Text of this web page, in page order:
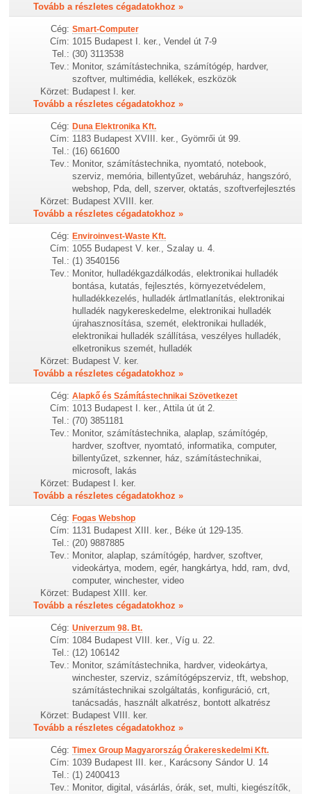
Tovább a részletes cégadatokhoz »
Cég: Smart-Computer
Cím: 1015 Budapest I. ker., Vendel út 7-9
Tel.: (30) 3113538
Tev.: Monitor, számítástechnika, számítógép, hardver,
szoftver, multimédia, kellékek, eszközök
Körzet: Budapest I. ker.
Tovább a részletes cégadatokhoz »
Cég: Duna Elektronika Kft.
Cím: 1183 Budapest XVIII. ker., Gyömrői út 99.
Tel.: (16) 661600
Tev.: Monitor, számítástechnika, nyomtató, notebook,
szerviz, memória, billentyűzet, webáruház, hangszóró,
webshop, Pda, dell, szerver, oktatás, szoftverfejlesztés
Körzet: Budapest XVIII. ker.
Tovább a részletes cégadatokhoz »
Cég: Enviroinvest-Waste Kft.
Cím: 1055 Budapest V. ker., Szalay u. 4.
Tel.: (1) 3540156
Tev.: Monitor, hulladékgazdálkodás, elektronikai hulladék
bontása, kutatás, fejlesztés, környezetvédelem,
hulladékkezelés, hulladék ártlmatlanítás, elektronikai
hulladék nagykereskedelme, elektronikai hulladék
újrahasznosítása, szemét, elektronikai hulladék,
elektronikai hulladék szállítása, veszélyes hulladék,
elketronikus szemét, hulladék
Körzet: Budapest V. ker.
Tovább a részletes cégadatokhoz »
Cég: Alapkő és Számítástechnikai Szövetkezet
Cím: 1013 Budapest I. ker., Attila út út 2.
Tel.: (70) 3851181
Tev.: Monitor, számítástechnika, alaplap, számítógép,
hardver, szoftver, nyomtató, informatika, computer,
billentyűzet, szkenner, ház, számítástechnikai,
microsoft, lakás
Körzet: Budapest I. ker.
Tovább a részletes cégadatokhoz »
Cég: Fogas Webshop
Cím: 1131 Budapest XIII. ker., Béke út 129-135.
Tel.: (20) 9887885
Tev.: Monitor, alaplap, számítógép, hardver, szoftver,
videokártya, modem, egér, hangkártya, hdd, ram, dvd,
computer, winchester, video
Körzet: Budapest XIII. ker.
Tovább a részletes cégadatokhoz »
Cég: Univerzum 98. Bt.
Cím: 1084 Budapest VIII. ker., Víg u. 22.
Tel.: (12) 106142
Tev.: Monitor, számítástechnika, hardver, videokártya,
winchester, szerviz, számítógépszerviz, tft, webshop,
számítástechnikai szolgáltatás, konfiguráció, crt,
tanácsadás, használt alkatrész, bontott alkatrész
Körzet: Budapest VIII. ker.
Tovább a részletes cégadatokhoz »
Cég: Timex Group Magyarország Órakereskedelmi Kft.
Cím: 1039 Budapest III. ker., Karácsony Sándor U. 14
Tel.: (1) 2400413
Tev.: Monitor, digital, vásárlás, órák, set, multi, kiegészítők,